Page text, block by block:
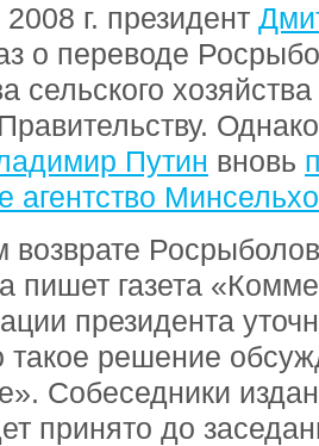
г. президент
о переводе
сельского
Путин вновь
агентство
пишет газета
президента
такое решение
Собеседники
принято до